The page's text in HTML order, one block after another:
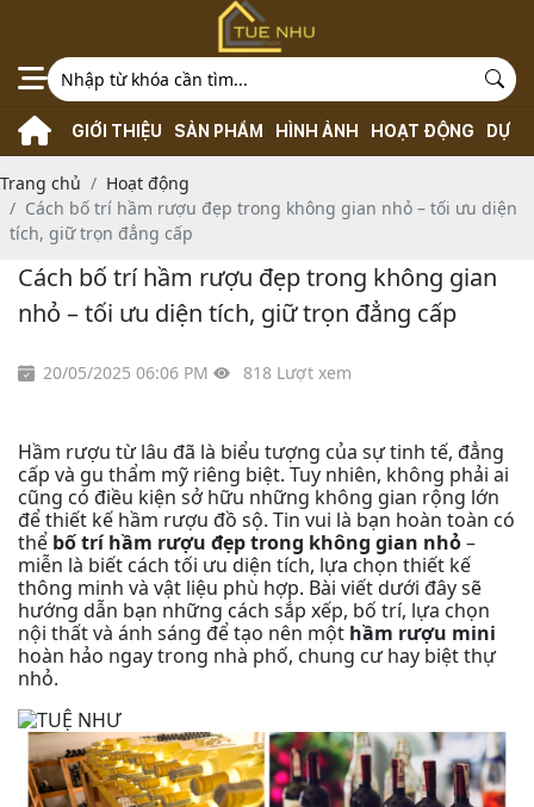
GIỚI THIỆU SẢN PHẨM HÌNH ẢNH HOẠT ĐỘNG DỰ
Trang chủ
Hoạt động
Cách bố trí hầm rượu đẹp trong không gian nhỏ – tối ưu diện
tích, giữ trọn đẳng cấp
Cách bố trí hầm rượu đẹp trong không gian
nhỏ – tối ưu diện tích, giữ trọn đẳng cấp
20/05/2025 06:06 PM 818 Lượt xem
Hầm rượu từ lâu đã là biểu tượng của sự tinh tế, đẳng
cấp và gu thẩm mỹ riêng biệt. Tuy nhiên, không phải ai
cũng có điều kiện sở hữu những không gian rộng lớn
để thiết kế hầm rượu đồ sộ. Tin vui là bạn hoàn toàn có
thể bố trí hầm rượu đẹp trong không gian nhỏ–
miễn là biết cách tối ưu diện tích, lựa chọn thiết kế
thông minh và vật liệu phù hợp. Bài viết dưới đây sẽ
hướng dẫn bạn những cách sắp xếp, bố trí, lựa chọn
nội thất và ánh sáng để tạo nên một hầm rượu mini
hoàn hảo ngay trong nhà phố, chung cư hay biệt thự
nhỏ.